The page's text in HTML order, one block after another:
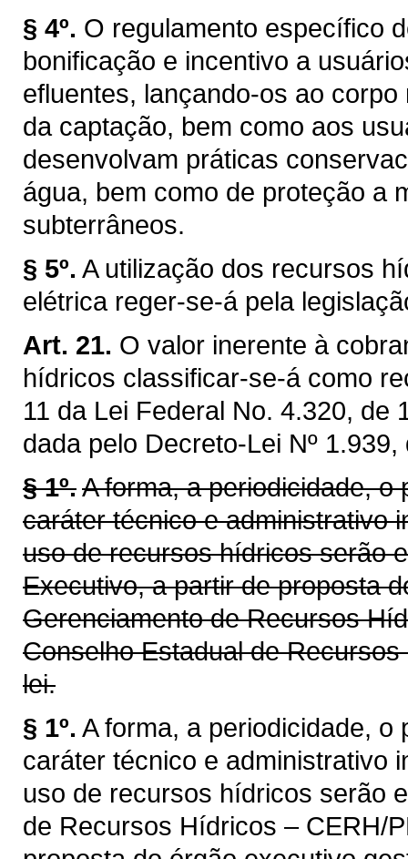
§ 4º. O regulamento específico
bonificação e incentivo a
efluentes, lançando-os ao
da captação, bem como aos
desenvolvam práticas
água, bem como de proteção a
subterrâneos.
§ 5º. A utilização dos recursos
elétrica reger-se-á pela
Art. 21. O valor inerente à
hídricos classificar-se-á como
11 da Lei Federal No. 4.320, de
dada pelo Decreto-Lei Nº
§ 1º.A forma, a periodicidade,
caráter técnico e administrativo
uso de recursos hídricos serão
Executivo, a partir de proposta
Gerenciamento de Recursos
Conselho Estadual de
lei.
§ 1º. A forma, a periodicidade,
caráter técnico e administrativo
uso de recursos hídricos serão
de Recursos Hídricos – CERH/